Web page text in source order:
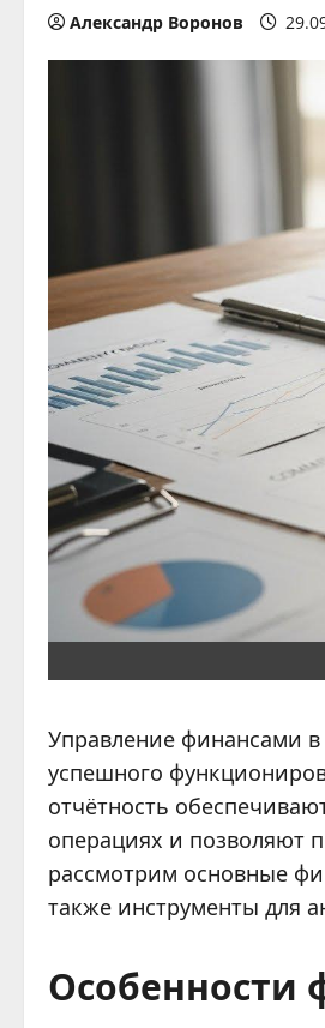
Александр Воронов
Управление финансами в
успешного
отчётность
операциях и позволяют
рассмотрим основные
также инструменты для
Особенности